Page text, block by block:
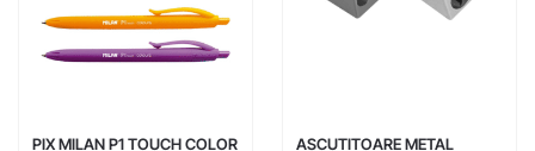
PIX MILAN P1 TOUCH COLOR
ASCUTITOARE METAL